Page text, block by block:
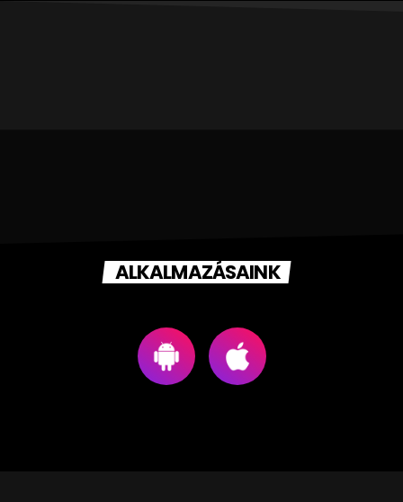
ALKALMAZÁSAINK